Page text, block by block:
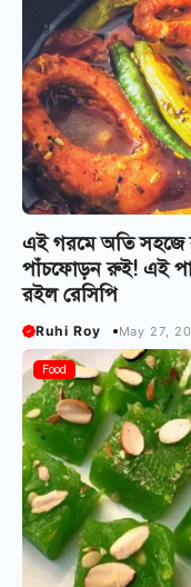
এই গরমে অতি সহজে
পাঁচফোড়ন রুই! এই
রইল রেসিপি
Ruhi Roy May 27,
Food